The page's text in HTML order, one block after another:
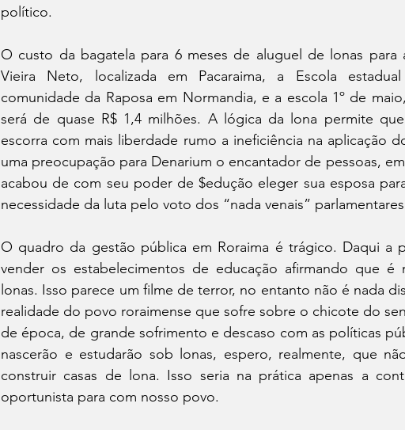
político.
O custo da bagatela para 6 meses de aluguel de lonas para
Vieira Neto, localizada em Pacaraima, a Escola
comunidade da Raposa em Normandia, e a escola 1º de
será de quase R$ 1,4 milhões. A lógica da lona permite
escorra com mais liberdade rumo a ineficiência na aplicação
uma preocupação para Denarium o encantador de pessoas,
acabou de com seu poder de $edução eleger sua esposa
necessidade da luta pelo voto dos “nada venais”
O quadro da gestão pública em Roraima é trágico. Daqui a
vender os estabelecimentos de educação afirmando que é
lonas. Isso parece um filme de terror, no entanto não é nada
realidade do povo roraimense que sofre sobre o chicote do
de época, de grande sofrimento e descaso com as políticas
nascerão e estudarão sob lonas, espero, realmente, que
construir casas de lona. Isso seria na prática apenas a
oportunista para com nosso povo.